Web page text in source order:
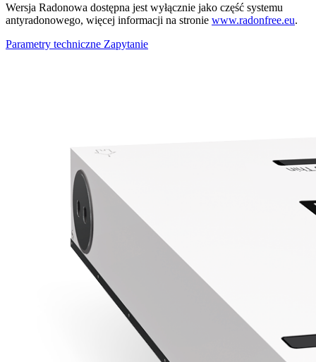
Wersja Radonowa dostępna jest wyłącznie jako część systemu
antyradonowego, więcej informacji na stronie www.radonfree.eu.
Parametry techniczne Zapytanie